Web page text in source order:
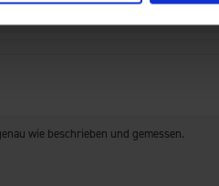
wie beschrieben und gemessen.